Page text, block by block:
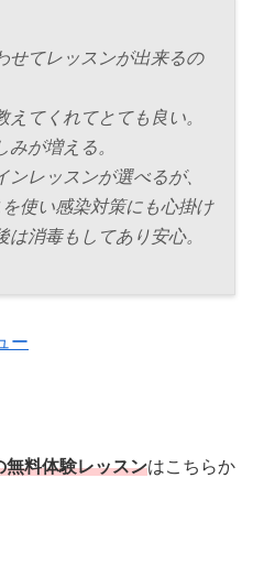
せてレッスンが出来るの
てくれてとても良い。
が増える。
レッスンが選べるが、
使い感染対策にも心掛け
消毒もしてあり安心。
ー
無料体験レッスンはこちらか